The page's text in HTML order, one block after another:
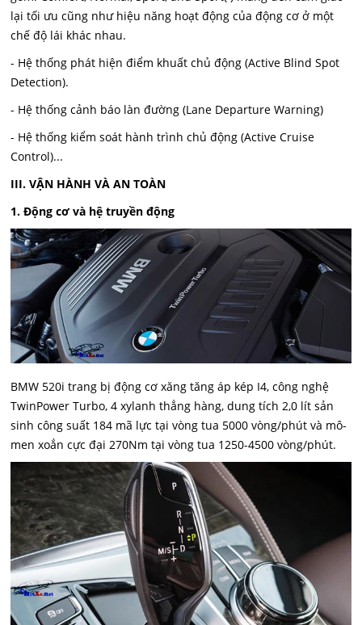
lại tối ưu cũng như hiệu năng hoạt động của động cơ ở một
chế độ lái khác nhau.
- Hệ thống phát hiện điểm khuất chủ động (Active Blind Spot
Detection).
- Hệ thống cảnh báo làn đường (Lane Departure Warning)
- Hệ thống kiểm soát hành trình chủ động (Active Cruise
Control)...
III. VẬN HÀNH VÀ AN TOÀN
1. Động cơ và hệ truyền động
BMW 520i trang bị động cơ xăng tăng áp kép I4, công nghệ
TwinPower Turbo, 4 xylanh thẳng hàng, dung tích 2,0 lít sản
sinh công suất 184 mã lực tại vòng tua 5000 vòng/phút và mô-
men xoắn cực đại 270Nm tại vòng tua 1250-4500 vòng/phút.